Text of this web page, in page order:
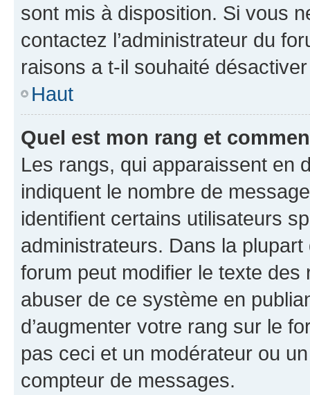
sont mis à disposition. Si vous
contactez l’administrateur du
raisons a t-il souhaité
Haut
Quel est mon rang et
Les rangs, qui apparaissent en
indiquent le nombre de
identifient certains utilisateurs
administrateurs. Dans la
forum peut modifier le texte
abuser de ce système en
d’augmenter votre rang sur le
pas ceci et un modérateur ou
compteur de messages.